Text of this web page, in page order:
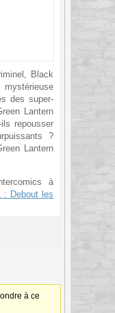
Black
des super-
Lantern
repousser
?
Lantern
à
: Debout les
à ce